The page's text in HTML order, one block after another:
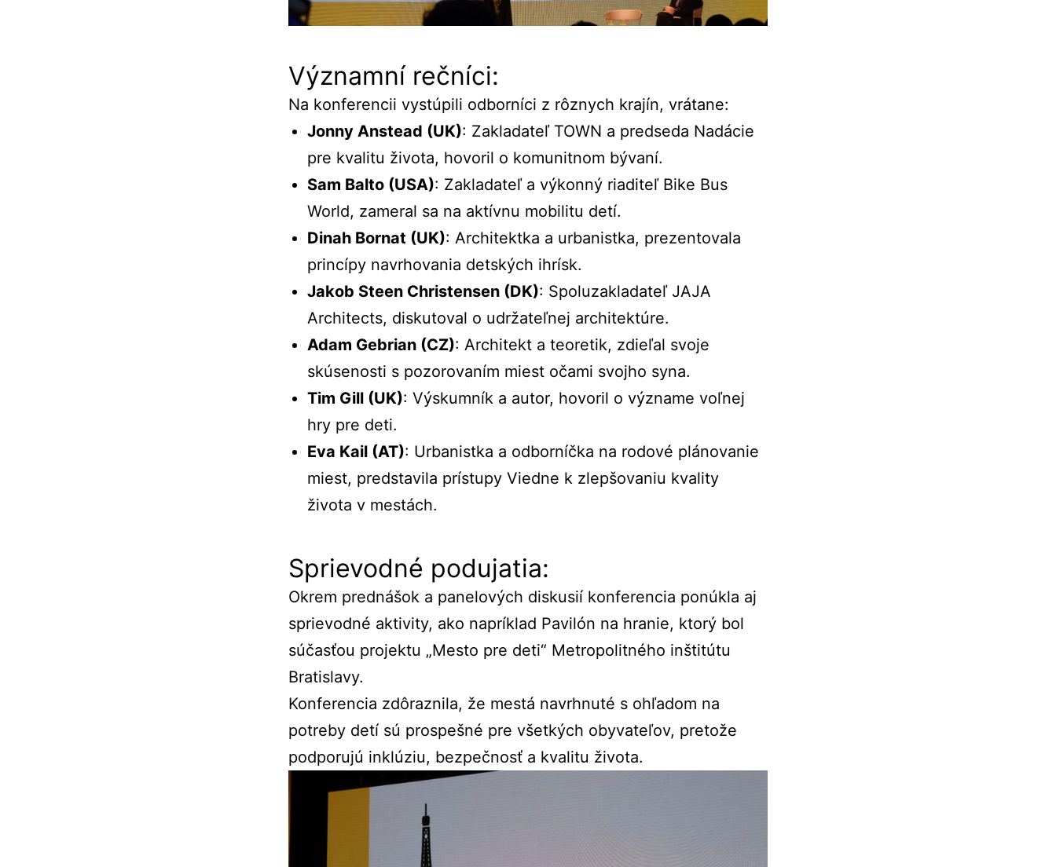
Významní rečníci:
Na konferencii vystúpili odborníci z rôznych krajín, vrátane:
Jonny Anstead (UK): Zakladateľ TOWN a predseda Nadácie
pre kvalitu života, hovoril o komunitnom bývaní.
Sam Balto (USA): Zakladateľ a výkonný riaditeľ Bike Bus
World, zameral sa na aktívnu mobilitu detí.
Dinah Bornat (UK): Architektka a urbanistka, prezentovala
princípy navrhovania detských ihrísk.
Jakob Steen Christensen (DK): Spoluzakladateľ JAJA
Architects, diskutoval o udržateľnej architektúre.
Adam Gebrian (CZ): Architekt a teoretik, zdieľal svoje
skúsenosti s pozorovaním miest očami svojho syna.
Tim Gill (UK): Výskumník a autor, hovoril o význame voľnej
hry pre deti.
Eva Kail (AT): Urbanistka a odborníčka na rodové plánovanie
miest, predstavila prístupy Viedne k zlepšovaniu kvality
života v mestách.
Sprievodné podujatia:
Okrem prednášok a panelových diskusií konferencia ponúkla aj
sprievodné aktivity, ako napríklad Pavilón na hranie, ktorý bol
súčasťou projektu „Mesto pre deti“ Metropolitného inštitútu
Bratislavy.
Konferencia zdôraznila, že mestá navrhnuté s ohľadom na
potreby detí sú prospešné pre všetkých obyvateľov, pretože
podporujú inklúziu, bezpečnosť a kvalitu života.